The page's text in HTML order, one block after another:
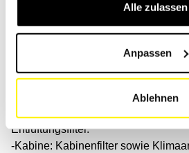
Alle zulassen
Anpassen
Ablehnen
Im Laufe der Jahre sind
zunehmend komplexer geworden.
Wartung werden nun mehr Filter
Die Hauptfilter sind:
-Motor: Ölfilter, Kraftstofffilter,
Entlüftungsfilter.
-Kabine: Kabinenfilter sowie